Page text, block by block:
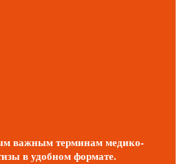
важным терминам медико-
в удобном формате.